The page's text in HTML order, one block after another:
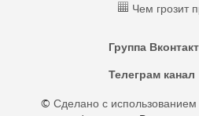
Чем грозит
Группа
Телеграм канал
© Сделано с использованием